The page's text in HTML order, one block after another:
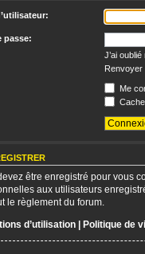
passe:
J’ai
Renvoyer
Me
être enregistré pour vous
aux utilisateurs
le règlement du forum.
d’utilisation | Politique de